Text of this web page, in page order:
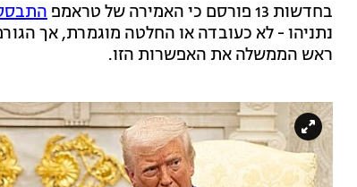
בחדשות 13 פורסם כי האמירה של טראמפ
נתניהו - לא כעובדה או החלטה מוגמרת, אך
ראש הממשלה את האפשרות הזו.